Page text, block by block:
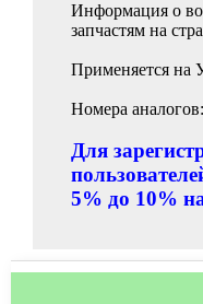
Информация о
запчастям на
Применяется на
Номера
Для
5% до 10%